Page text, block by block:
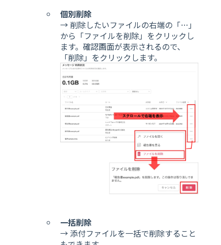
個別削除
→ 削除したいファイルの右端の「…」
から「ファイルを削除」をクリックし
ます。確認画面が表示されるので、
「削除」をクリックします。
一括削除
→ 添付ファイルを一括で削除すること